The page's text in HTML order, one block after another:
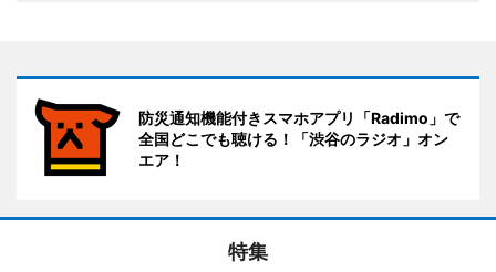
防災通知機能付きスマホアプリ「Radimo」で
全国どこでも聴ける！「渋谷のラジオ」オン
エア！
特集